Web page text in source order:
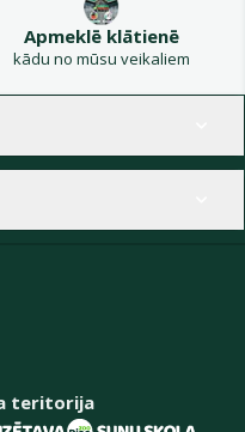
Apmeklē klātienē
kādu no mūsu veikaliem
teritorija